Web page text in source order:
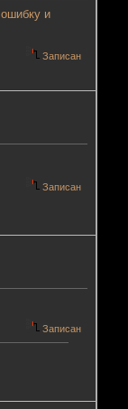
и
Записан
Записан
Записан